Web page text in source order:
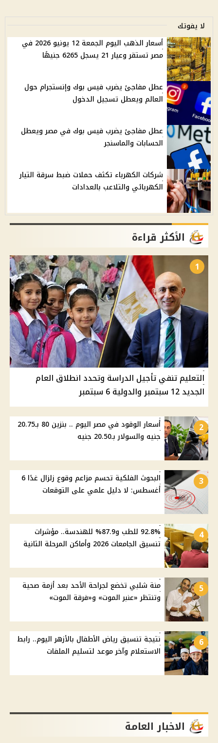
لا يفوتك
أسعار الذهب اليوم الجمعة 12 يونيو 2026 في
مصر تستقر وعيار 21 يسجل 6265 جنيهًا
عطل مفاجئ يضرب فيس بوك وإنستجرام حول
العالم ويعطل تسجيل الدخول
عطل مفاجئ يضرب فيس بوك في مصر ويعطل
الحسابات والماسنجر
شركات الكهرباء تكثف حملات ضبط سرقة التيار
الكهربائي والتلاعب بالعدادات
الأكثر قراءة
1
التعليم تنفي تأجيل الدراسة وتحدد انطلاق العام
الجديد 12 سبتمبر والدولية 6 سبتمبر
2
أسعار الوقود في مصر اليوم .. بنزين 80 بـ20.75
جنيه والسولار بـ20.50 جنيه
3
البحوث الفلكية تحسم مزاعم وقوع زلزال غدًا 6
أغسطس: لا دليل علمي على التوقعات
4
92.8% للطب و87.9% للهندسة.. مؤشرات
تنسيق الجامعات 2026 وأماكن المرحلة الثانية
5
منة شلبي تخضع لجراحة الأحد بعد أزمة صحية
وتنتظر «عنبر الموت» و«فرقة الموت»
6
نتيجة تنسيق رياض الأطفال بالأزهر اليوم.. رابط
الاستعلام وآخر موعد لتسليم الملفات
الاخبار العامة